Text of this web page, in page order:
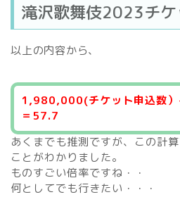
滝沢歌舞伎2023チ
以上の内容から、
1,980,000(チケット申込数
＝57.7
あくまでも推測ですが、この計
ことがわかりました。
ものすごい倍率ですね・・
何としてでも行きたい・・・